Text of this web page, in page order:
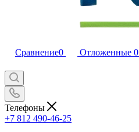
Сравнение0 Отложенные 0
Телефоны
+7 812 490-46-25